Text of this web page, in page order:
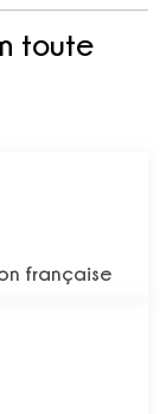
toute
française